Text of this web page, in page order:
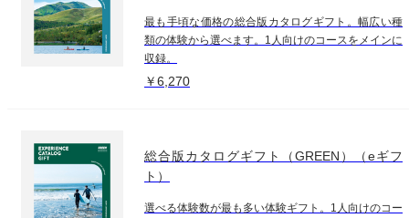
最も手頃な価格の総合版カタログギフト。幅広い種
類の体験から選べます。1人向けのコースをメインに
収録。
￥6,270
総合版カタログギフト（GREEN）（eギフ
ト）
選べる体験数が最も多い体験ギフト。1人向けのコー